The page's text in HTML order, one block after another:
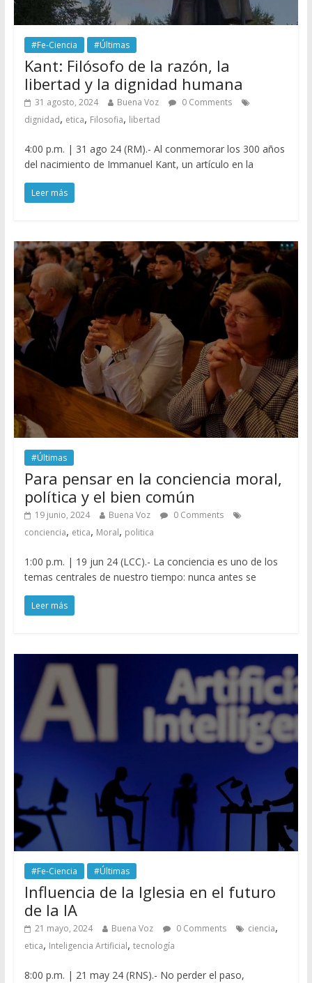
#Fe-Ciencia #Últimas
Kant: Filósofo de la razón, la
libertad y la dignidad humana
31 agosto, 2024 Buena Voz
0 Comments
dignidad, etica, Filosofia, libertad
4:00 p.m. | 31 ago 24 (RM).- Al conmemorar los 300 años
del nacimiento de Immanuel Kant, un artículo en la
Leer más
#Últimas
Para pensar en la conciencia moral,
política y el bien común
19 junio, 2024 Buena Voz
0 Comments
conciencia, etica, Moral, politica
1:00 p.m. | 19 jun 24 (LCC).- La conciencia es uno de los
temas centrales de nuestro tiempo: nunca antes se
Leer más
#Fe-Ciencia #Últimas
Influencia de la Iglesia en el futuro
de la IA
21 mayo, 2024 Buena Voz 0 Comments ciencia,
etica, Inteligencia Artificial, tecnología
8:00 p.m. | 21 may 24 (RNS).- No perder el paso,